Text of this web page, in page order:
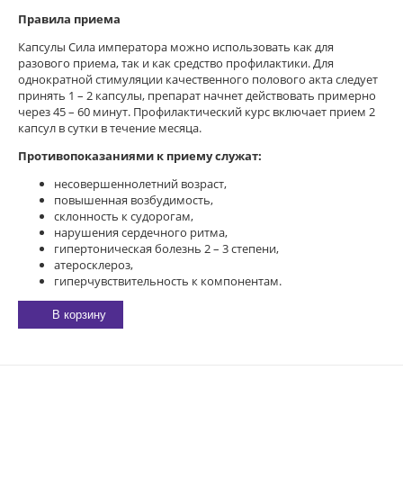
Правила приема
Капсулы Сила императора можно использовать как для
разового приема, так и как средство профилактики. Для
однократной стимуляции качественного полового акта следует
принять 1 – 2 капсулы, препарат начнет действовать примерно
через 45 – 60 минут. Профилактический курс включает прием 2
капсул в сутки в течение месяца.
Противопоказаниями к приему служат:
несовершеннолетний возраст,
повышенная возбудимость,
склонность к судорогам,
нарушения сердечного ритма,
гипертоническая болезнь 2 – 3 степени,
атеросклероз,
гиперчувствительность к компонентам.
В корзину